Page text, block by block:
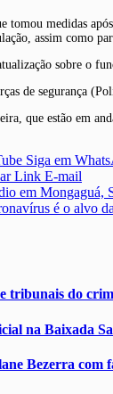
medidas
assim como
sobre o
de
que estão em
Siga em
Link E-mail
em Mongaguá,
é o alvo
tribunais do
na Baixada
Bezerra com